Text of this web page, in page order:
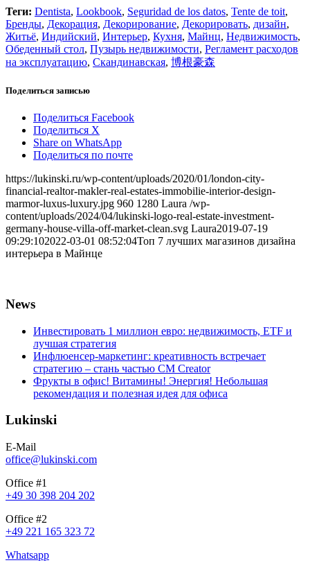
Теги: Dentista, Lookbook, Seguridad de los datos, Tente de toit,
Бренды, Декорация, Декорирование, Декорировать, дизайн,
Житьё, Индийский, Интерьер, Кухня, Майнц, Недвижимость,
Обеденный стол, Пузырь недвижимости, Регламент расходов
на эксплуатацию, Скандинавская, 博根豪森
Поделиться записью
Поделиться Facebook
Поделиться X
Share on WhatsApp
Поделиться по почте
https://lukinski.ru/wp-content/uploads/2020/01/london-city-
financial-realtor-makler-real-estates-immobilie-interior-design-
marmor-luxus-luxury.jpg 960 1280 Laura /wp-
content/uploads/2024/04/lukinski-logo-real-estate-investment-
germany-house-villa-off-market-clean.svg Laura2019-07-19
09:29:102022-03-01 08:52:04Топ 7 лучших магазинов дизайна
интерьера в Майнце
News
Инвестировать 1 миллион евро: недвижимость, ETF и
лучшая стратегия
Инфлюенсер-маркетинг: креативность встречает
стратегию – стань частью CM Creator
Фрукты в офис! Витамины! Энергия! Небольшая
рекомендация и полезная идея для офиса
Lukinski
E-Mail
office@lukinski.com
Office #1
+49 30 398 204 202
Office #2
+49 221 165 323 72
Whatsapp